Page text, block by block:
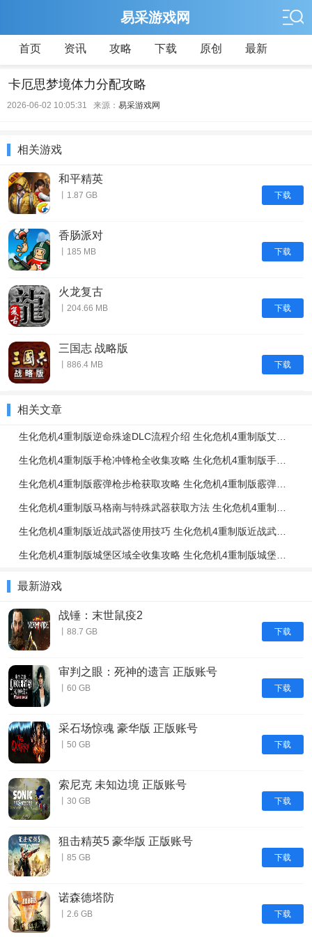
易采游戏网
首页 资讯 攻略 下载 原创 最新
卡厄思梦境体力分配攻略
2026-06-02 10:05:31 来源： 易采游戏网
相关游戏
下载
和平精英
丨1.87 GB
下载
香肠派对
丨185 MB
下载
火龙复古
丨204.66 MB
下载
三国志 战略版
丨886.4 MB
相关文章
最新游戏
下载
战锤：末世鼠疫2
丨88.7 GB
下载
审判之眼：死神的遗言 正版账号
丨60 GB
下载
采石场惊魂 豪华版 正版账号
丨50 GB
下载
索尼克 未知边境 正版账号
丨30 GB
下载
狙击精英5 豪华版 正版账号
丨85 GB
下载
诺森德塔防
丨2.6 GB